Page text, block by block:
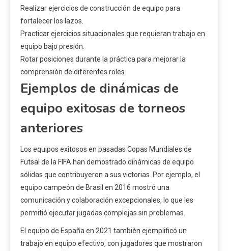
Realizar ejercicios de construcción de equipo para
fortalecer los lazos.
Practicar ejercicios situacionales que requieran trabajo en
equipo bajo presión.
Rotar posiciones durante la práctica para mejorar la
comprensión de diferentes roles.
Ejemplos de dinámicas de
equipo exitosas de torneos
anteriores
Los equipos exitosos en pasadas Copas Mundiales de
Futsal de la FIFA han demostrado dinámicas de equipo
sólidas que contribuyeron a sus victorias. Por ejemplo, el
equipo campeón de Brasil en 2016 mostró una
comunicación y colaboración excepcionales, lo que les
permitió ejecutar jugadas complejas sin problemas.
El equipo de España en 2021 también ejemplificó un
trabajo en equipo efectivo, con jugadores que mostraron